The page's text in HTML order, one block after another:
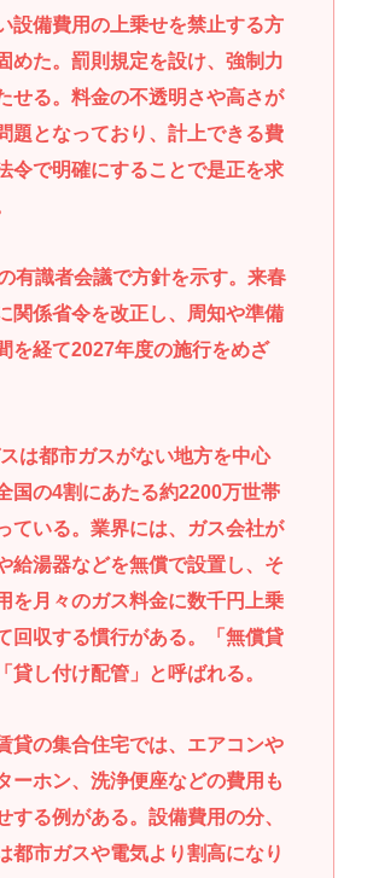
設備費用の上乗せを禁止する方
めた。罰則規定を設け、強制力
せる。料金の不透明さや高さが
題となっており、計上できる費
令で明確にすることで是正を求
有識者会議で方針を示す。来春
関係省令を改正し、周知や準備
を経て2027年度の施行をめざ
は都市ガスがない地方を中心
国の4割にあたる約2200万世帯
ている。業界には、ガス会社が
給湯器などを無償で設置し、そ
を月々のガス料金に数千円上乗
回収する慣行がある。「無償貸
貸し付け配管」と呼ばれる。
貸の集合住宅では、エアコンや
ーホン、洗浄便座などの費用も
する例がある。設備費用の分、
都市ガスや電気より割高になり